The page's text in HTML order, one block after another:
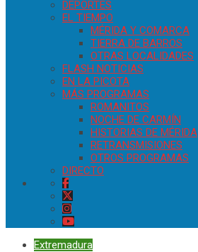
DEPORTES
EL TIEMPO
MÉRIDA Y COMARCA
TIERRA DE BARROS
OTRAS LOCALIDADES
FLASH NOTICIAS
EN LA PICOTA
MÁS PROGRAMAS
ROMANITOS
NOCHE DE CARMÍN
HISTORIAS DE MÉRIDA
RETRANSMISIONES
OTROS PROGRAMAS
DIRECTO
Extremadura